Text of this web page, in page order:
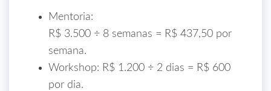
Mentoria:
R$ 3.500 ÷ 8 semanas = R$ 437,50 por
semana.
Workshop: R$ 1.200 ÷ 2 dias = R$ 600
por dia.